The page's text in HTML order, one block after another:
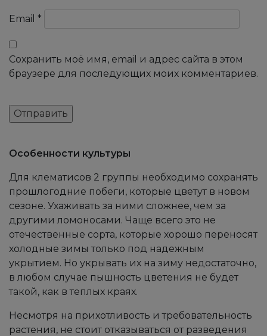
Email *
Сохранить моё имя, email и адрес сайта в этом
браузере для последующих моих комментариев.
Особенности культуры
Для клематисов 2 группы необходимо сохранять
прошлогодние побеги, которые цветут в новом
сезоне. Ухаживать за ними сложнее, чем за
другими ломоносами. Чаще всего это не
отечественные сорта, которые хорошо переносят
холодные зимы только под надежным
укрытием. Но укрывать их на зиму недостаточно,
в любом случае пышность цветения не будет
такой, как в теплых краях.
Несмотря на прихотливость и требовательность
растения, не стоит отказываться от разведения